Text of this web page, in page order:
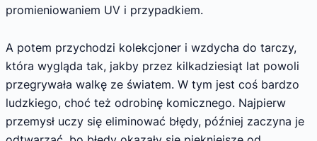
promieniowaniem UV i przypadkiem.
A potem przychodzi kolekcjoner i wzdycha do tarczy,
która wygląda tak, jakby przez kilkadziesiąt lat powoli
przegrywała walkę ze światem. W tym jest coś bardzo
ludzkiego, choć też odrobinę komicznego. Najpierw
przemysł uczy się eliminować błędy, później zaczyna je